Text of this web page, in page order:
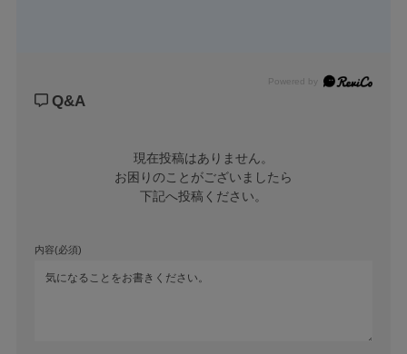
Powered by
Q&A
現在投稿はありません。
お困りのことがございましたら
下記へ投稿ください。
内容(必須)